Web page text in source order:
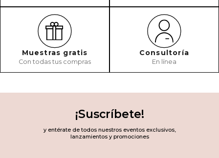
Muestras gratis
Con todas tus compras
Consultoría
En línea
¡Suscríbete!
y entérate de todos nuestros eventos exclusivos,
lanzamientos y promociones